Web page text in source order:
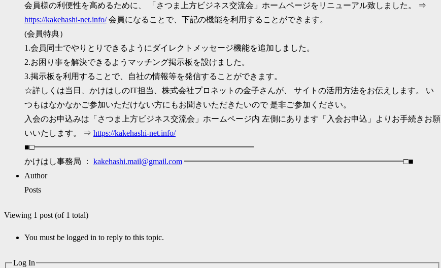
会員様の利便性を高めるために、 「さつま上方ビジネス交流会」ホームページをリニューアル致しました。 ⇒
https://kakehashi-net.info/会員になることで、下記の機能を利用することができます。
(会員特典）
1.会員同士でやりとりできるようにダイレクトメッセージ機能を追加しました。
2.お困り事を解決できるようマッチング掲示板を設けました。
3.掲示板を利用することで、自社の情報等を発信することができます。
☆詳しくは当日、かけはしのIT担当、株式会社プロネットの金子さんが、 サイトの活用方法をお伝えします。 い
つもはなかなかご参加いただけない方にもお聞きいただきたいので 是非ご参加ください。
入会のお申込みは「さつま上方ビジネス交流会」ホームページ内 左側にあります「入会お申込」よりお手続きお願
いいたします。 ⇒ https://kakehashi-net.info/
■□━━━━━━━━━━━━━━━━━━━━━━━━━━━
かけはし事務局 ： kakehashi.mail@gmail.com ━━━━━━━━━━━━━━━━━━━━━━━━━━━□■
Author
Posts
Viewing 1 post (of 1 total)
You must be logged in to reply to this topic.
Log In